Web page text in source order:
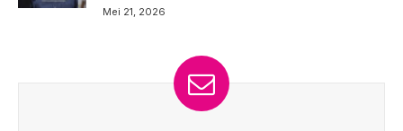
Mei 21, 2026